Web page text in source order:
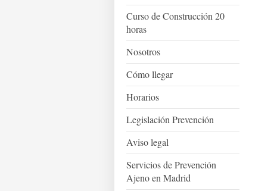
Curso de Construcción 20
horas
Nosotros
Cómo llegar
Horarios
Legislación Prevención
Aviso legal
Servicios de Prevención
Ajeno en Madrid